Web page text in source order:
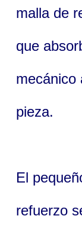
malla de
que
mecánico
pieza.
El
refuerzo